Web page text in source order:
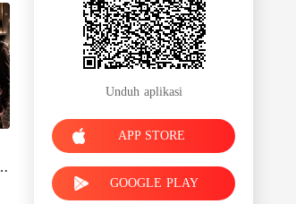
Unduh aplikasi
APP STORE
GOOGLE PLAY